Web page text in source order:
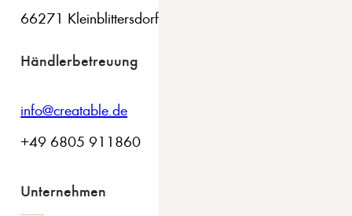
66271 Kleinblittersdorf
Händlerbetreuung
info@creatable.de
+49 6805 911860
Unternehmen